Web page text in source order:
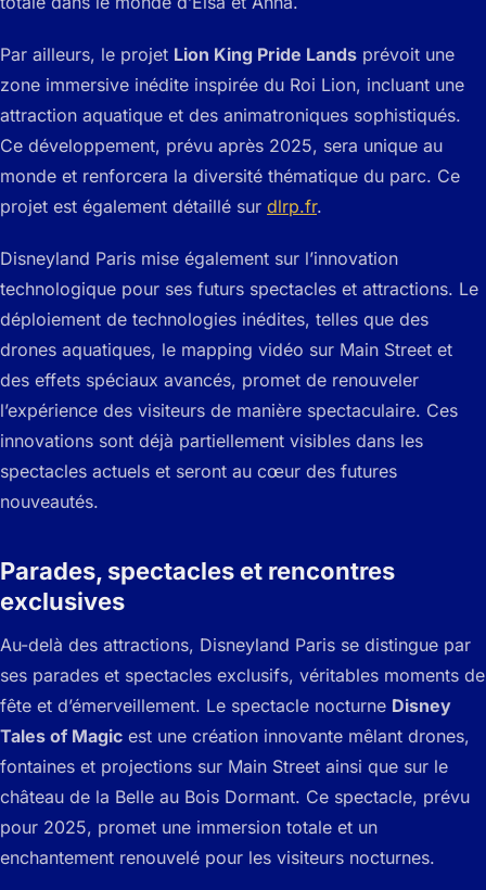
Par ailleurs, le projet Lion King Pride Lands prévoit une
zone immersive inédite inspirée du Roi Lion, incluant une
attraction aquatique et des animatroniques sophistiqués.
Ce développement, prévu après 2025, sera unique au
monde et renforcera la diversité thématique du parc. Ce
projet est également détaillé sur dlrp.fr.
Disneyland Paris mise également sur l’innovation
technologique pour ses futurs spectacles et attractions. Le
déploiement de technologies inédites, telles que des
drones aquatiques, le mapping vidéo sur Main Street et
des effets spéciaux avancés, promet de renouveler
l’expérience des visiteurs de manière spectaculaire. Ces
innovations sont déjà partiellement visibles dans les
spectacles actuels et seront au cœur des futures
nouveautés.
Parades, spectacles et rencontres
exclusives
Au-delà des attractions, Disneyland Paris se distingue par
ses parades et spectacles exclusifs, véritables moments de
fête et d’émerveillement. Le spectacle nocturne Disney
Tales of Magic est une création innovante mêlant drones,
fontaines et projections sur Main Street ainsi que sur le
château de la Belle au Bois Dormant. Ce spectacle, prévu
pour 2025, promet une immersion totale et un
enchantement renouvelé pour les visiteurs nocturnes.